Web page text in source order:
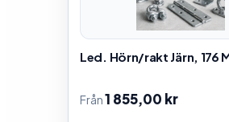
Led. Hörn/rakt Järn, 176
Från1 855,00 kr